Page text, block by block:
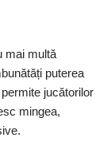
mai multă
puterea
jucătorilor
mingea,